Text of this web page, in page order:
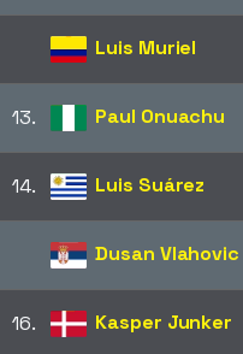
Luis Muriel
13. Paul Onuachu
14. Luis Suárez
Dusan Vlahovic
16. Kasper Junker